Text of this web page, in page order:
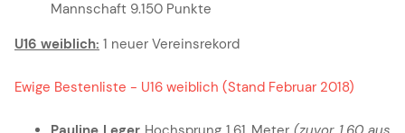
Mannschaft 9.150 Punkte
U16 weiblich: 1 neuer Vereinsrekord
Ewige Bestenliste - U16 weiblich (Stand Februar 2018)